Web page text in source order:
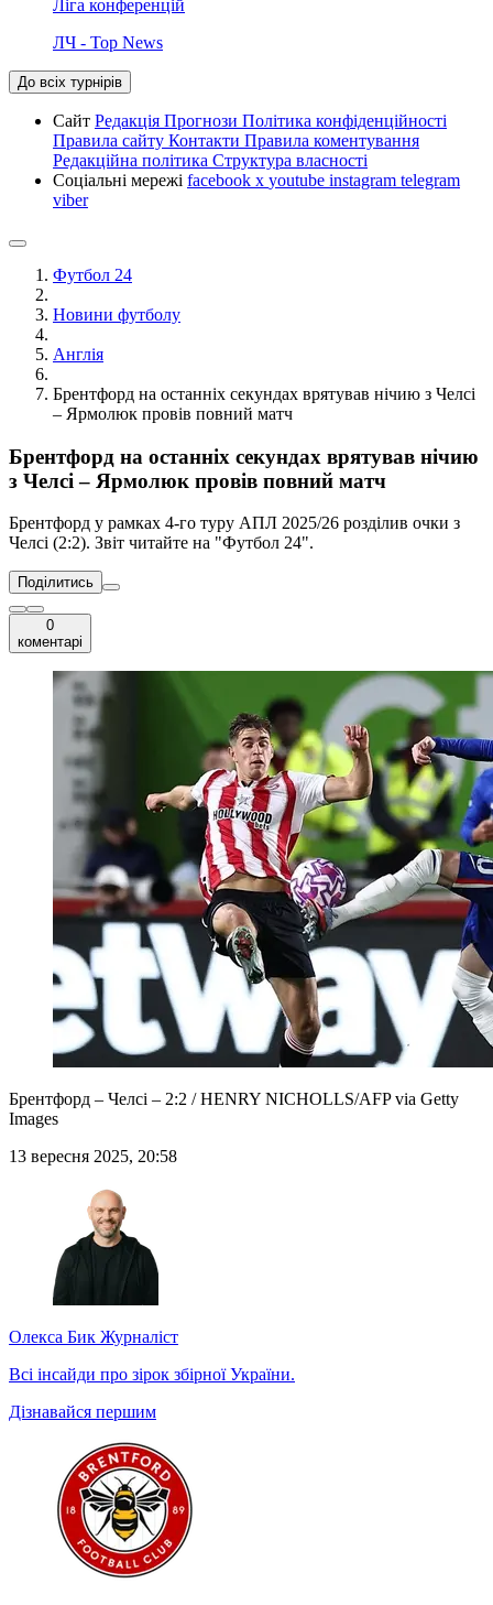
Ліга конференцій
ЛЧ - Top News
До всіх турнірів
Сайт Редакція Прогнози Політика конфіденційності
Правила сайту Контакти Правила коментування
Редакційна політика Структура власності
Соціальні мережі facebook x youtube instagram telegram
viber
Футбол 24
Новини футболу
Англія
Брентфорд на останніх секундах врятував нічию з Челсі
– Ярмолюк провів повний матч
Брентфорд на останніх секундах врятував нічию
з Челсі – Ярмолюк провів повний матч
Брентфорд у рамках 4-го туру АПЛ 2025/26 розділив очки з
Челсі (2:2). Звіт читайте на "Футбол 24".
Поділитись
0
коментарі
Брентфорд – Челсі – 2:2 / HENRY NICHOLLS/AFP via Getty
Images
13 вересня 2025, 20:58
Олекса Бик Журналіст
Всі інсайди про зірок збірної України.
Дізнавайся першим